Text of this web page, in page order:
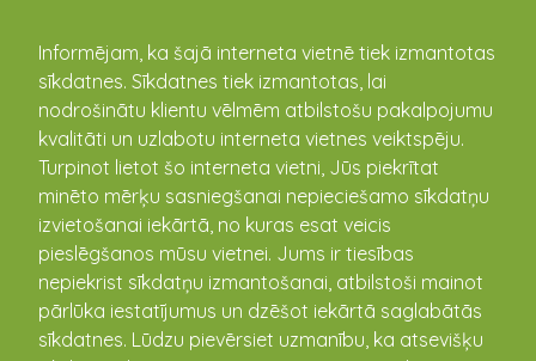
Informējam, ka šajā interneta vietnē tiek izmantotas
sīkdatnes. Sīkdatnes tiek izmantotas, lai
nodrošinātu klientu vēlmēm atbilstošu pakalpojumu
kvalitāti un uzlabotu interneta vietnes veiktspēju.
Turpinot lietot šo interneta vietni, Jūs piekrītat
minēto mērķu sasniegšanai nepieciešamo sīkdatņu
izvietošanai iekārtā, no kuras esat veicis
pieslēgšanos mūsu vietnei. Jums ir tiesības
nepiekrist sīkdatņu izmantošanai, atbilstoši mainot
pārlūka iestatījumus un dzēšot iekārtā saglabātās
sīkdatnes. Lūdzu pievērsiet uzmanību, ka atsevišķu
kandava.lv
Uzņēmējdarbība
Vēl līdz 14. maijam var pieteikt pretendentus
lauksaimnieku konkursam “Sējējs 2021”
07.05.2021
Zemkopības ministrija (ZM) aicina lauku uzņēmējus,
jaunos zemniekus, kā arī ģimenes laukos pieteikties
Latvijā un lauksaimnieku vidū iecienītajam konkursam
“Sējējs ...